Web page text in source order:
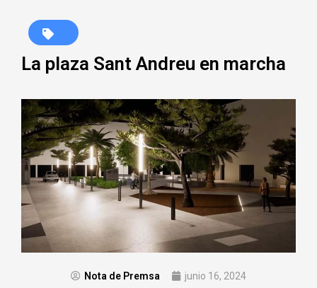
La plaza Sant Andreu en marcha
Nota de Premsa
junio 16, 2024